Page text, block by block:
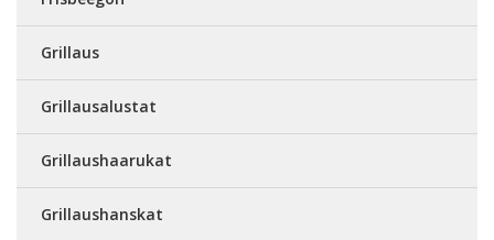
Grillaus
Grillausalustat
Grillaushaarukat
Grillaushanskat